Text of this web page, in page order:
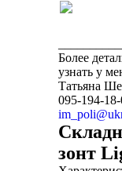
Более
узнать у
Татьяна
095-194-
зонт